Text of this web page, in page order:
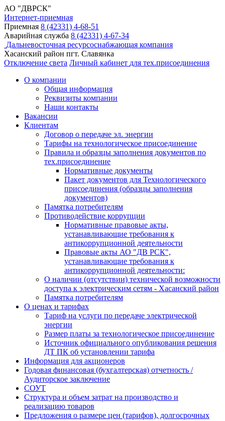
АО "ДВРСК"
Интернет-приемная
Приемная 8 (42331) 4-68-51
Аварийная служба 8 (42331) 4-67-34
Дальневосточная ресурсоснабжающая компания
Хасанский район пгт. Славянка
Отключение света Личный кабинет для тех.присоединения
О компании
Общая информация
Реквизиты компании
Наши контакты
Вакансии
Клиентам
Договор о передаче эл. энергии
Тарифы на технологическое присоединение
Правила и образцы заполнения документов по
тех.присоединение
Нормативные документы
Пакет документов для Технологического
присоединения (образцы заполнения
документов)
Памятка потребителям
Противодействие коррупции
Нормативные правовые акты,
устанавливающие требования к
антикоррупционной деятельности
Правовые акты АО "ДВ РСК",
устанавливающие требования к
антикоррупционной деятельности:
О наличии (отсутствии) технической возможности
доступа к электрическим сетям - Хасанский район
Памятка потребителям
О ценах и тарифах
Тариф на услуги по передаче электрической
энергии
Размер платы за технологическое присоединение
Источник официального опубликования решения
ДТ ПК об установлении тарифа
Информация для акционеров
Годовая финансовая (бухгалтерская) отчетность /
Аудиторское заключение
СОУТ
Структура и объем затрат на производство и
реализацию товаров
Предложения о размере цен (тарифов), долгосрочных